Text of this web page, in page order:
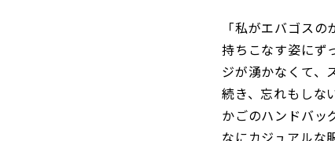
「私がエバゴス
持ちこなす姿にず
ジが湧かなくて、
続き、忘れもしな
かごのハンドバッ